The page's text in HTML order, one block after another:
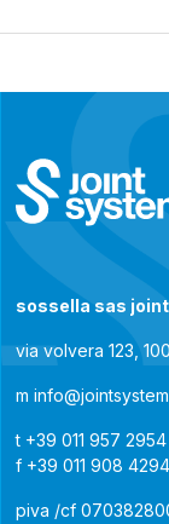
sossella sas
via volvera 123,
m
t +39 011 957 2954
f +39 011 908 4294
piva /cf